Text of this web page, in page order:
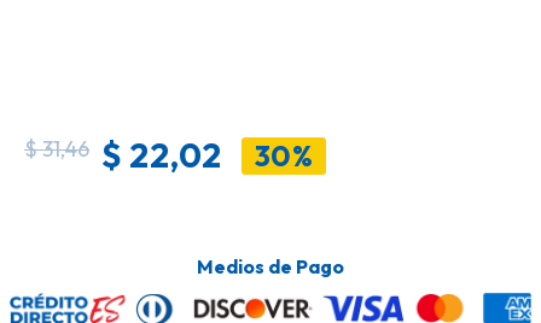
$31,46 $ 22,02 30%
Medios de Pago